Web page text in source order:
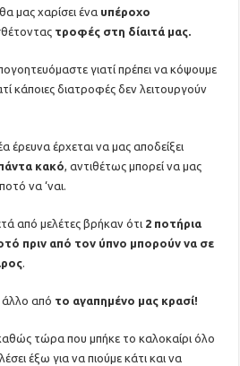
μας χαρίσει ένα υπέροχο
τροφές στη δίαιτά μας.
γιατί πρέπει να κόψουμε
κάποιες διατροφές δεν λειτουργούν
έρευνα έρχεται να μας αποδείξει
κακό, αντιθέτως μπορεί να μας
να ‘ναι.
από μελέτες βρήκαν ότι 2 ποτήρια
πριν από τον ύπνο μπορούν να σε
.
άλλο από το αγαπημένο μας κρασί!
τώρα που μπήκε το καλοκαίρι όλο
έξω για να πιούμε κάτι και να